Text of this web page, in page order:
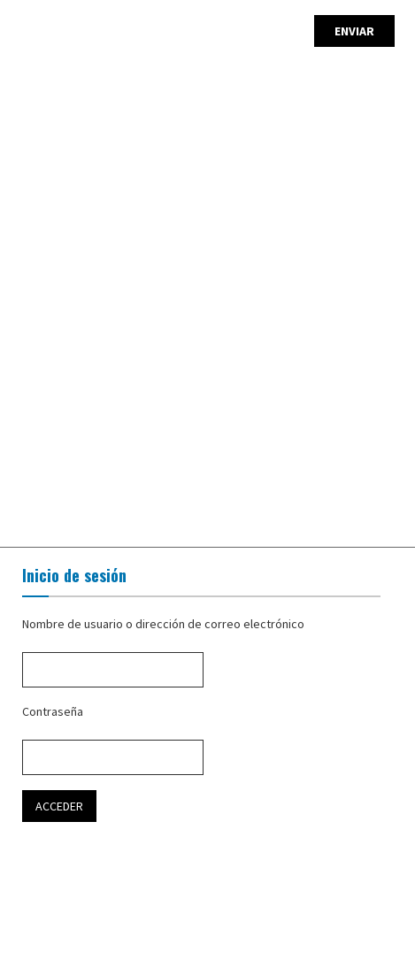
Inicio de sesión
Nombre de usuario o dirección de correo electrónico
Contraseña